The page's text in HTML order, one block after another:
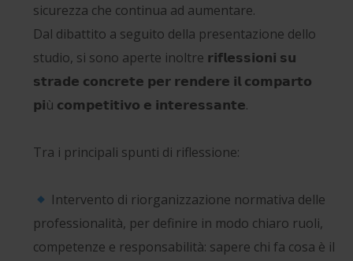
sicurezza che continua ad aumentare.
Dal dibattito a seguito della presentazione dello
studio, si sono aperte inoltre 𝗿𝗶𝗳𝗹𝗲𝘀𝘀𝗶𝗼𝗻𝗶 𝘀𝘂
𝘀𝘁𝗿𝗮𝗱𝗲 𝗰𝗼𝗻𝗰𝗿𝗲𝘁𝗲 𝗽𝗲𝗿 𝗿𝗲𝗻𝗱𝗲𝗿𝗲 𝗶𝗹 𝗰𝗼𝗺𝗽𝗮𝗿𝘁𝗼
𝗽𝗶ù 𝗰𝗼𝗺𝗽𝗲𝘁𝗶𝘁𝗶𝘃𝗼 𝗲 𝗶𝗻𝘁𝗲𝗿𝗲𝘀𝘀𝗮𝗻𝘁𝗲.
Tra i principali spunti di riflessione:
Intervento di riorganizzazione normativa delle
professionalità, per definire in modo chiaro ruoli,
competenze e responsabilità: sapere chi fa cosa è il